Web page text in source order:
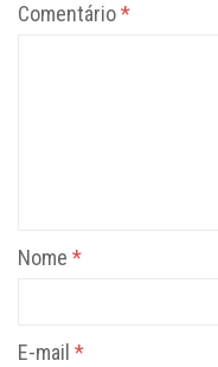
Comentário*
Nome *
E-mail *